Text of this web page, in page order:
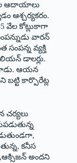
ఆదాయాలు
ఆశ్చర్యకరం.
వేల కోట్లుకాగా
వారన్‌
వ్యక్తి
‌డాలర్లు.
ఆయన
బట్టి కార్పొరేట్ల
చర్యలు
కనీస
అం‌దని